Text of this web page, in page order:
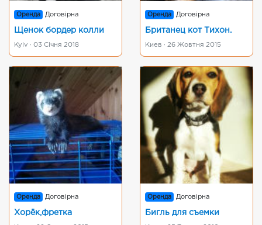
Оренда Договірна
Щенок бордер колли
Kyiv · 03 Січня 2018
Оренда Договірна
Британец кот Тихон.
Киев · 26 Жовтня 2015
Оренда Договірна
Хорёк,фретка
Оренда Договірна
Бигль для съемки